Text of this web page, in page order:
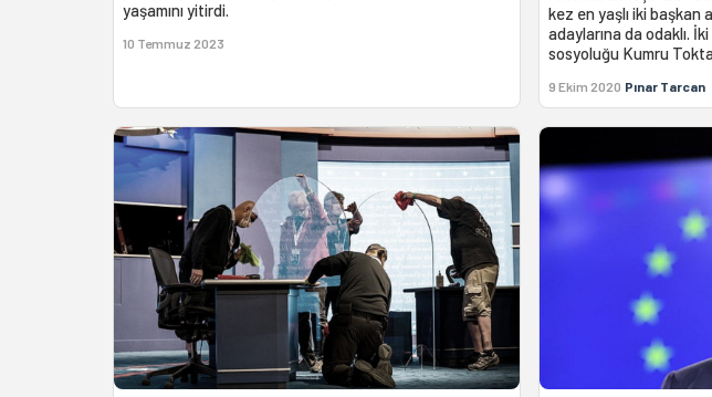
yaşamını yitirdi.
10 Temmuz 2023
kez en yaşlı iki başkan
adaylarına da odaklı.
sosyoluğu Kumru
9 Ekim 2020 Pınar Tarcan